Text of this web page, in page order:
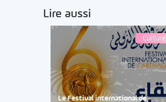
Lire aussi
Culture
Le Festival international de